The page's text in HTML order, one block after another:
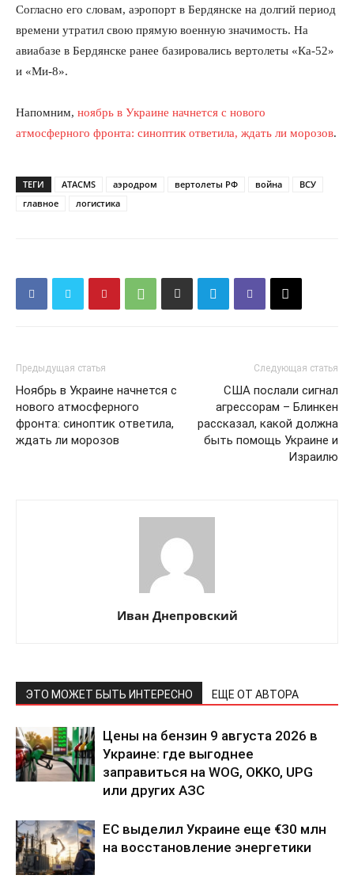
Согласно его словам, аэропорт в Бердянске на долгий период
времени утратил свою прямую военную значимость. На
авиабазе в Бердянске ранее базировались вертолеты «Ка-52»
и «Ми-8».
Напомним, ноябрь в Украине начнется с нового
атмосферного фронта: синоптик ответила, ждать ли морозов.
ТЕГИ ATACMS аэродром вертолеты РФ война
ВСУ
главное
логистика
Предыдущая статья
Ноябрь в Украине начнется с
нового атмосферного
фронта: синоптик ответила,
ждать ли морозов
Следующая статья
США послали сигнал
агрессорам – Блинкен
рассказал, какой должна
быть помощь Украине и
Израилю
Иван Днепровский
ЭТО МОЖЕТ БЫТЬ ИНТЕРЕСНО ЕЩЕ ОТ АВТОРА
Цены на бензин 9 августа 2026 в
Украине: где выгоднее
заправиться на WOG, OKKO, UPG
или других АЗС
ЕС выделил Украине еще €30 млн
на восстановление энергетики